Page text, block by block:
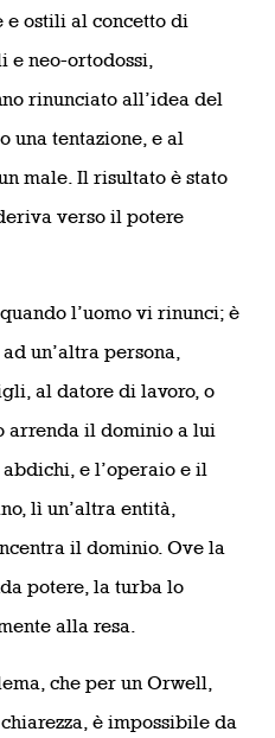
e ostili al concetto di
neo-ortodossi,
rinunciato all’idea del
una tentazione, e al
male. Il risultato è stato
verso il potere
l’uomo vi rinunci; è
un’altra persona,
al datore di lavoro, o
arrenda il dominio a lui
e l’operaio e il
lì un’altra entità,
il dominio. Ove la
potere, la turba lo
alla resa.
che per un Orwell,
è impossibile da